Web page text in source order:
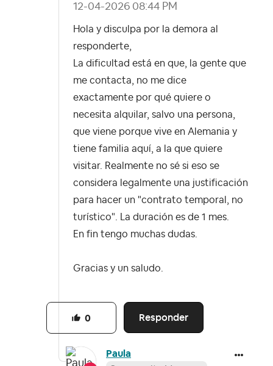
‎12-04-2026 08:44 PM
Hola y disculpa por la demora al
responderte,
La dificultad está en que, la gente que
me contacta, no me dice
exactamente por qué quiere o
necesita alquilar, salvo una persona,
que viene porque vive en Alemania y
tiene familia aquí, a la que quiere
visitar. Realmente no sé si eso se
considera legalmente una justificación
para hacer un "contrato temporal, no
turístico". La duración es de 1 mes.
En fin tengo muchas dudas.
Gracias y un saludo.
Responder
0
Paula